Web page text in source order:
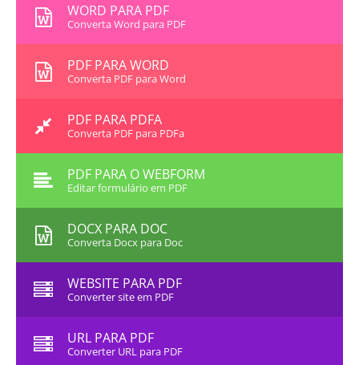
WORD PARA PDF
Converta Word para PDF
PDF PARA WORD
Converta PDF para Word
PDF PARA PDFA
Converta PDF para PDFa
PDF PARA O WEBFORM
Editar formulário em PDF
DOCX PARA DOC
Converta Docx para Doc
WEBSITE PARA PDF
Converter site em PDF
URL PARA PDF
Converter URL para PDF